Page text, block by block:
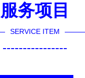
服务项目
SERVICE ITEM
----------------